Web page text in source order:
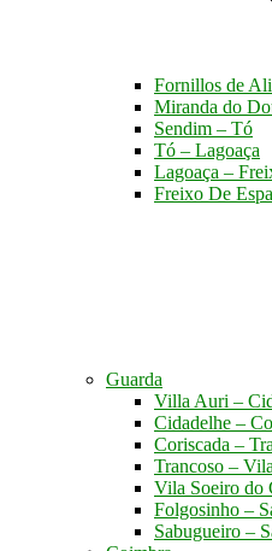
Fornillos de
Miranda do
Sendim – Tó
Tó – Lagoaça
Lagoaça –
Freixo De
Guarda
Villa Auri –
Cidadelhe –
Coriscada –
Trancoso –
Vila Soeiro do
Folgosinho –
Sabugueiro –